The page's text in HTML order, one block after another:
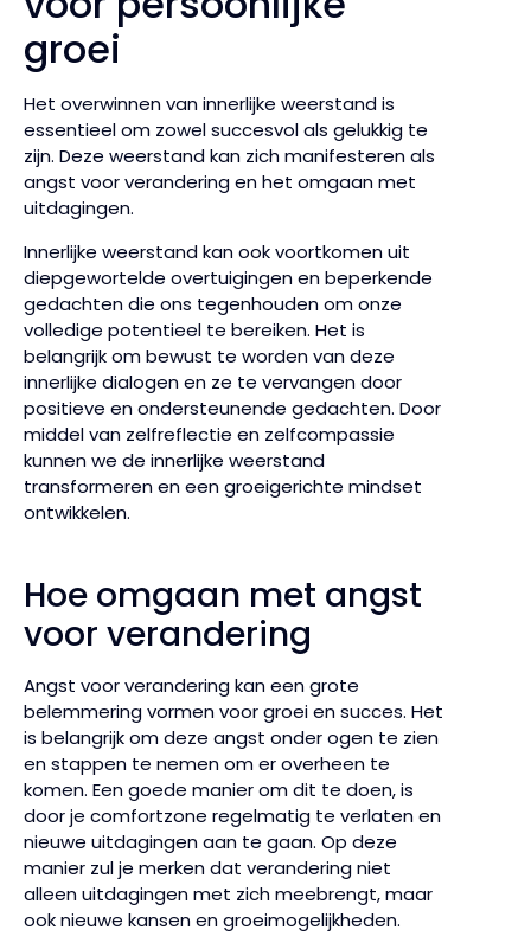
groei
Het overwinnen van innerlijke weerstand is
essentieel om zowel succesvol als gelukkig te
zijn. Deze weerstand kan zich manifesteren als
angst voor verandering en het omgaan met
uitdagingen.
Innerlijke weerstand kan ook voortkomen uit
diepgewortelde overtuigingen en beperkende
gedachten die ons tegenhouden om onze
volledige potentieel te bereiken. Het is
belangrijk om bewust te worden van deze
innerlijke dialogen en ze te vervangen door
positieve en ondersteunende gedachten. Door
middel van zelfreflectie en zelfcompassie
kunnen we de innerlijke weerstand
transformeren en een groeigerichte mindset
ontwikkelen.
Hoe omgaan met angst
voor verandering
Angst voor verandering kan een grote
belemmering vormen voor groei en succes. Het
is belangrijk om deze angst onder ogen te zien
en stappen te nemen om er overheen te
komen. Een goede manier om dit te doen, is
door je comfortzone regelmatig te verlaten en
nieuwe uitdagingen aan te gaan. Op deze
manier zul je merken dat verandering niet
alleen uitdagingen met zich meebrengt, maar
ook nieuwe kansen en groeimogelijkheden.